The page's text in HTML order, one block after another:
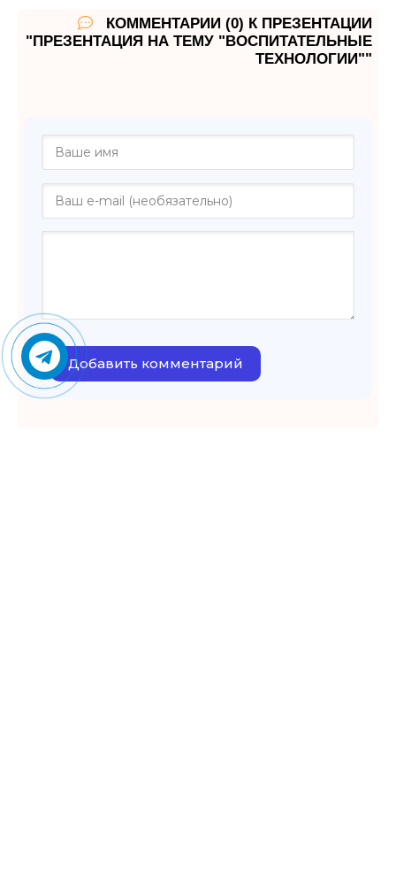
КОММЕНТАРИИ (0) К ПРЕЗЕНТАЦИИ
"ПРЕЗЕНТАЦИЯ НА ТЕМУ "ВОСПИТАТЕЛЬНЫЕ
ТЕХНОЛОГИИ""
Добавить комментарий